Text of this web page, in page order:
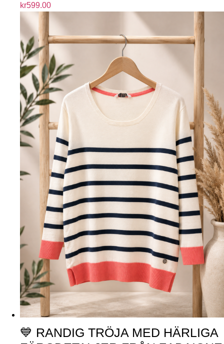
kr599.00
💙 RANDIG TRÖJA MED HÄRLIGA